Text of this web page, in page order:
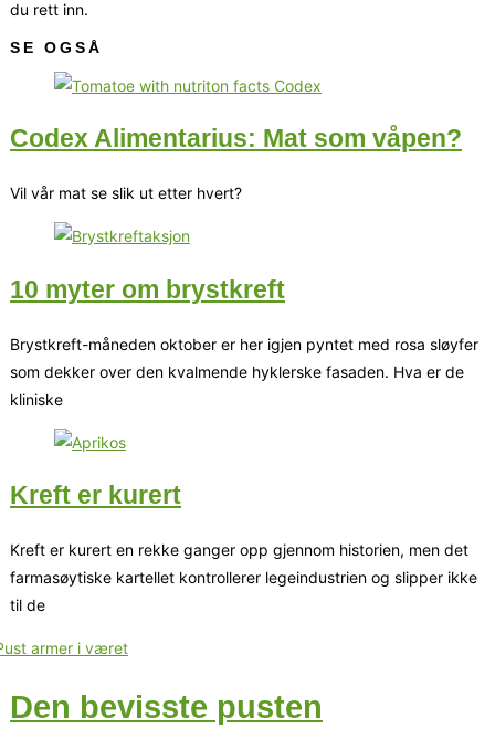
du rett inn.
SE OGSÅ
Codex Alimentarius: Mat som våpen?
Vil vår mat se slik ut etter hvert?
10 myter om brystkreft
Brystkreft-måneden oktober er her igjen pyntet med rosa sløyfer
som dekker over den kvalmende hyklerske fasaden. Hva er de
kliniske
Kreft er kurert
Kreft er kurert en rekke ganger opp gjennom historien, men det
farmasøytiske kartellet kontrollerer legeindustrien og slipper ikke
til de
Den bevisste pusten